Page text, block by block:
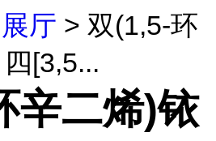
厅 > 双(1,5-环
[3,5...
辛二烯)铱